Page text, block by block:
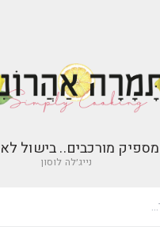
מורכבים.. בישול לא
נייג׳לה לוסון